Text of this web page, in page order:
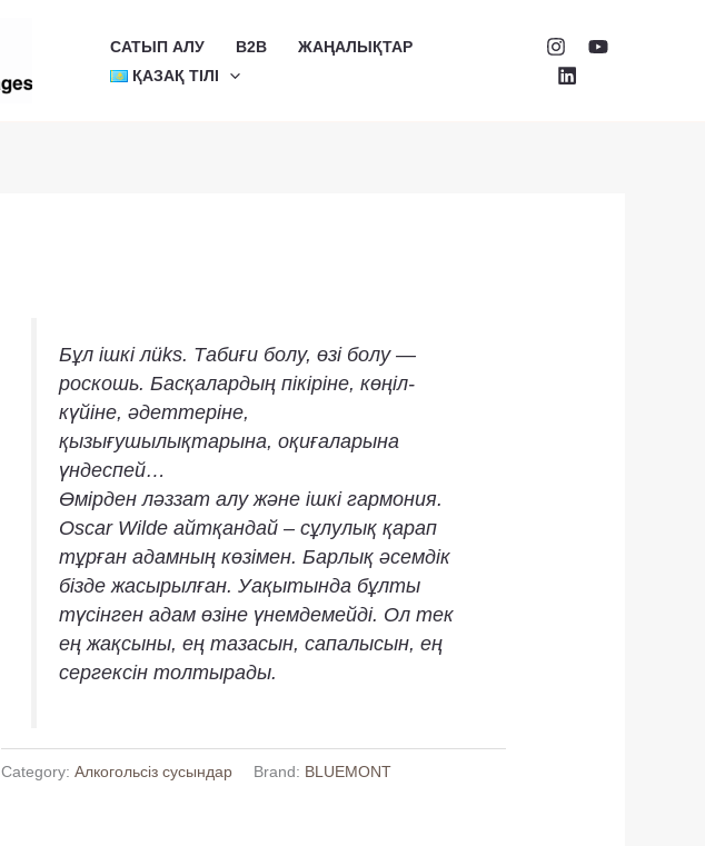
САТЫП АЛУ B2B
ЖАҢАЛЫҚТАР
ҚАЗАҚ ТІЛІ
Бұл ішкі лüks. Табиғи болу, өзі болу —
роскошь. Басқалардың пікіріне, көңіл-
күйіне, әдеттеріне,
қызығушылықтарына, оқиғаларына
үндеспей…
Өмірден ләззат алу және ішкі гармония.
Oscar Wilde айтқандай – сұлулық қарап
тұрған адамның көзімен. Барлық әсемдік
бізде жасырылған. Уақытында бұлты
түсінген адам өзіне үнемдемейді. Ол тек
ең жақсыны, ең таза­сын, сапалы­сын, ең
сергек­сін толтырады.
Category:Алкогольсіз сусындар Brand: BLUEMONT